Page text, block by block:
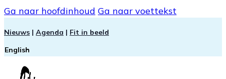
Ga naar hoofdinhoud Ga naar voettekst
Nieuws | Agenda | Fit in beeld
English